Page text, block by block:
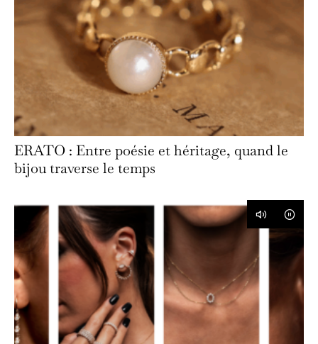
ERATO : Entre poésie et héritage, quand le
bijou traverse le temps